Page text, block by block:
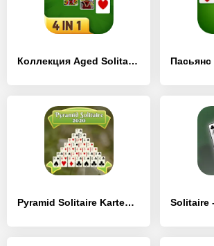
Коллекция Aged Solitaire - [MOD Много монет]
Pyramid Solitaire Kartenspiel - [MOD Много денег]